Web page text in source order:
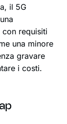
il 5G
requisiti
una minore
gravare
i costi.